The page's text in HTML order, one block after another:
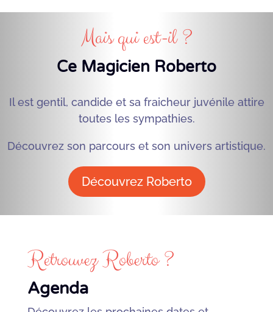
Mais qui est-il ?
Ce Magicien Roberto
Il est gentil, candide et sa fraicheur juvénile attire
toutes les sympathies.
Découvrez son parcours et son univers artistique.
Découvrez Roberto
Retrouvez Roberto ?
Agenda